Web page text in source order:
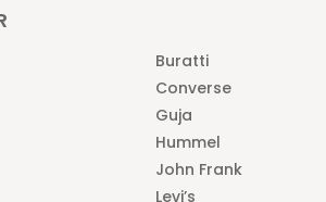
Buratti
Converse
Guja
Hummel
John Frank
Levi’s